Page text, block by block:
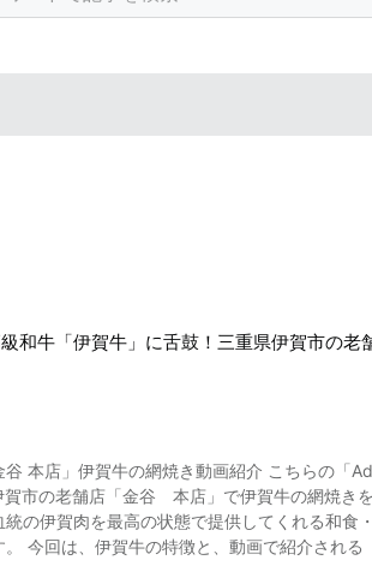
和牛「伊賀牛」に舌鼓！三重県伊賀市の
谷 本店」伊賀牛の網焼き動画紹介 こちらの
店「金谷 本店」で伊賀牛の網焼きをいただく映像がご覧にな
の伊賀肉を最高の状態で提供してくれる和
ブランド